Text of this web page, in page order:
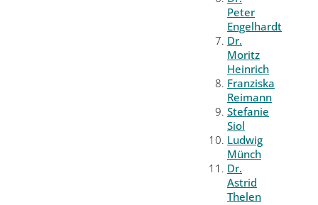
Peter
Engelhardt
Dr.
Moritz
Heinrich
Franziska
Reimann
Stefanie
Siol
Ludwig
Münch
Dr.
Astrid
Thelen